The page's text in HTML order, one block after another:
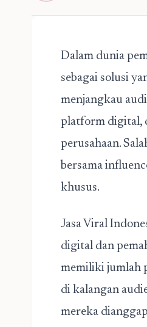
Dalam dunia
sebagai solusi
menjangkau
platform digital,
perusahaan.
bersama
khusus.
Jasa Viral
digital dan
memiliki jumlah
di kalangan
mereka